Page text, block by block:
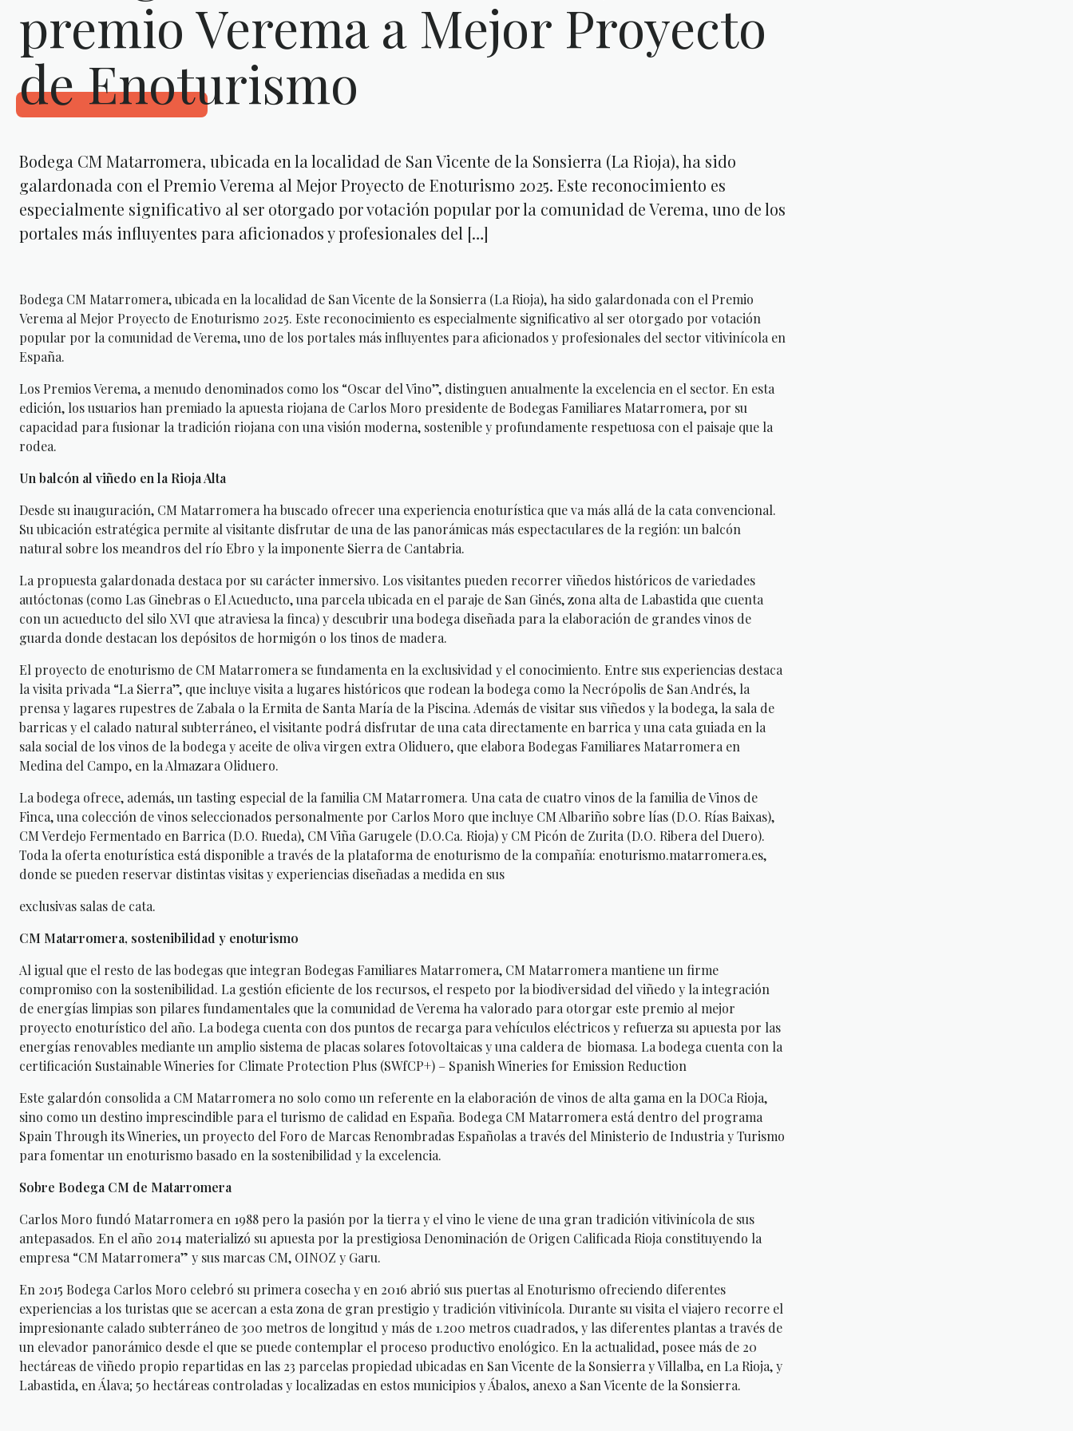
premio Verema a Mejor Proyecto
de Enoturismo
Bodega CM Matarromera, ubicada en la localidad de San Vicente de la Sonsierra (La Rioja), ha sido
galardonada con el Premio Verema al Mejor Proyecto de Enoturismo 2025. Este reconocimiento es
especialmente significativo al ser otorgado por votación popular por la comunidad de Verema, uno de los
portales más influyentes para aficionados y profesionales del […]
Bodega CM Matarromera, ubicada en la localidad de San Vicente de la Sonsierra (La Rioja), ha sido galardonada con el Premio
Verema al Mejor Proyecto de Enoturismo 2025. Este reconocimiento es especialmente significativo al ser otorgado por votación
popular por la comunidad de Verema, uno de los portales más influyentes para aficionados y profesionales del sector vitivinícola en
España.
Los Premios Verema, a menudo denominados como los “Oscar del Vino”, distinguen anualmente la excelencia en el sector. En esta
edición, los usuarios han premiado la apuesta riojana de Carlos Moro presidente de Bodegas Familiares Matarromera, por su
capacidad para fusionar la tradición riojana con una visión moderna, sostenible y profundamente respetuosa con el paisaje que la
rodea.
Un balcón al viñedo en la Rioja Alta
Desde su inauguración, CM Matarromera ha buscado ofrecer una experiencia enoturística que va más allá de la cata convencional.
Su ubicación estratégica permite al visitante disfrutar de una de las panorámicas más espectaculares de la región: un balcón
natural sobre los meandros del río Ebro y la imponente Sierra de Cantabria.
La propuesta galardonada destaca por su carácter inmersivo. Los visitantes pueden recorrer viñedos históricos de variedades
autóctonas (como Las Ginebras o El Acueducto, una parcela ubicada en el paraje de San Ginés, zona alta de Labastida que cuenta
con un acueducto del silo XVI que atraviesa la finca) y descubrir una bodega diseñada para la elaboración de grandes vinos de
guarda donde destacan los depósitos de hormigón o los tinos de madera.
El proyecto de enoturismo de CM Matarromera se fundamenta en la exclusividad y el conocimiento. Entre sus experiencias destaca
la visita privada “La Sierra”, que incluye visita a lugares históricos que rodean la bodega como la Necrópolis de San Andrés, la
prensa y lagares rupestres de Zabala o la Ermita de Santa María de la Piscina. Además de visitar sus viñedos y la bodega, la sala de
barricas y el calado natural subterráneo, el visitante podrá disfrutar de una cata directamente en barrica y una cata guiada en la
sala social de los vinos de la bodega y aceite de oliva virgen extra Oliduero, que elabora Bodegas Familiares Matarromera en
Medina del Campo, en la Almazara Oliduero.
La bodega ofrece, además, un tasting especial de la familia CM Matarromera. Una cata de cuatro vinos de la familia de Vinos de
Finca, una colección de vinos seleccionados personalmente por Carlos Moro que incluye CM Albariño sobre lías (D.O. Rías Baixas),
CM Verdejo Fermentado en Barrica (D.O. Rueda), CM Viña Garugele (D.O.Ca. Rioja) y CM Picón de Zurita (D.O. Ribera del Duero).
Toda la oferta enoturística está disponible a través de la plataforma de enoturismo de la compañía: enoturismo.matarromera.es,
donde se pueden reservar distintas visitas y experiencias diseñadas a medida en sus
exclusivas salas de cata.
CM Matarromera, sostenibilidad y enoturismo
Al igual que el resto de las bodegas que integran Bodegas Familiares Matarromera, CM Matarromera mantiene un firme
compromiso con la sostenibilidad. La gestión eficiente de los recursos, el respeto por la biodiversidad del viñedo y la integración
de energías limpias son pilares fundamentales que la comunidad de Verema ha valorado para otorgar este premio al mejor
proyecto enoturístico del año. La bodega cuenta con dos puntos de recarga para vehículos eléctricos y refuerza su apuesta por las
energías renovables mediante un amplio sistema de placas solares fotovoltaicas y una caldera de biomasa. La bodega cuenta con la
certificación Sustainable Wineries for Climate Protection Plus (SWfCP+) – Spanish Wineries for Emission Reduction
Este galardón consolida a CM Matarromera no solo como un referente en la elaboración de vinos de alta gama en la DOCa Rioja,
sino como un destino imprescindible para el turismo de calidad en España. Bodega CM Matarromera está dentro del programa
Spain Through its Wineries, un proyecto del Foro de Marcas Renombradas Españolas a través del Ministerio de Industria y Turismo
para fomentar un enoturismo basado en la sostenibilidad y la excelencia.
Sobre Bodega CM de Matarromera
Carlos Moro fundó Matarromera en 1988 pero la pasión por la tierra y el vino le viene de una gran tradición vitivinícola de sus
antepasados. En el año 2014 materializó su apuesta por la prestigiosa Denominación de Origen Calificada Rioja constituyendo la
empresa “CM Matarromera” y sus marcas CM, OINOZ y Garu.
En 2015 Bodega Carlos Moro celebró su primera cosecha y en 2016 abrió sus puertas al Enoturismo ofreciendo diferentes
experiencias a los turistas que se acercan a esta zona de gran prestigio y tradición vitivinícola. Durante su visita el viajero recorre el
impresionante calado subterráneo de 300 metros de longitud y más de 1.200 metros cuadrados, y las diferentes plantas a través de
un elevador panorámico desde el que se puede contemplar el proceso productivo enológico. En la actualidad, posee más de 20
hectáreas de viñedo propio repartidas en las 23 parcelas propiedad ubicadas en San Vicente de la Sonsierra y Villalba, en La Rioja, y
Labastida, en Álava; 50 hectáreas controladas y localizadas en estos municipios y Ábalos, anexo a San Vicente de la Sonsierra.